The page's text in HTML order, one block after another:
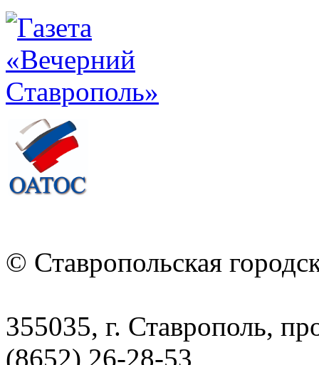
© Ставропольская
355035, г. Ставрополь,
(8652) 26-28-53